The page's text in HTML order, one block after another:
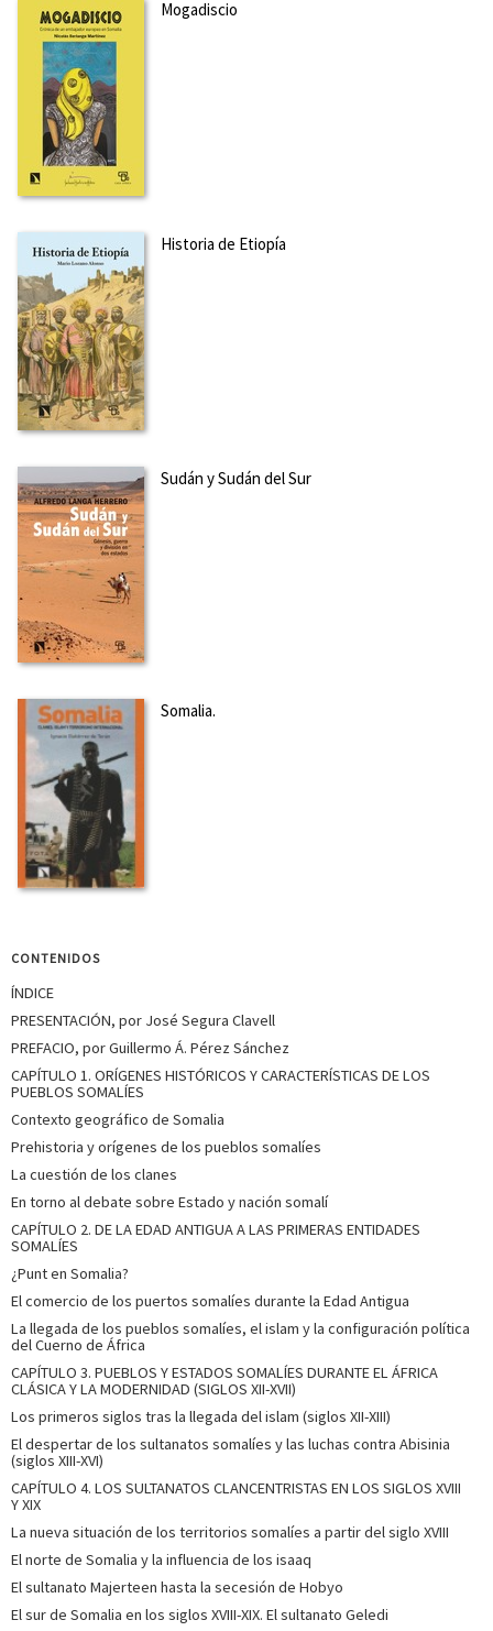
Mogadiscio
Historia de Etiopía
Sudán y Sudán del Sur
Somalia.
CONTENIDOS
ÍNDICE
PRESENTACIÓN, por José Segura Clavell
PREFACIO, por Guillermo Á. Pérez Sánchez
CAPÍTULO 1. ORÍGENES HISTÓRICOS Y CARACTERÍSTICAS DE LOS
PUEBLOS SOMALÍES
Contexto geográfico de Somalia
Prehistoria y orígenes de los pueblos somalíes
La cuestión de los clanes
En torno al debate sobre Estado y nación somalí
CAPÍTULO 2. DE LA EDAD ANTIGUA A LAS PRIMERAS ENTIDADES
SOMALÍES
¿Punt en Somalia?
El comercio de los puertos somalíes durante la Edad Antigua
La llegada de los pueblos somalíes, el islam y la configuración política
del Cuerno de África
CAPÍTULO 3. PUEBLOS Y ESTADOS SOMALÍES DURANTE EL ÁFRICA
CLÁSICA Y LA MODERNIDAD (SIGLOS XII-XVII)
Los primeros siglos tras la llegada del islam (siglos XII-XIII)
El despertar de los sultanatos somalíes y las luchas contra Abisinia
(siglos XIII-XVI)
CAPÍTULO 4. LOS SULTANATOS CLANCENTRISTAS EN LOS SIGLOS XVIII
Y XIX
La nueva situación de los territorios somalíes a partir del siglo XVIII
El norte de Somalia y la influencia de los isaaq
El sultanato Majerteen hasta la secesión de Hobyo
El sur de Somalia en los siglos XVIII-XIX. El sultanato Geledi